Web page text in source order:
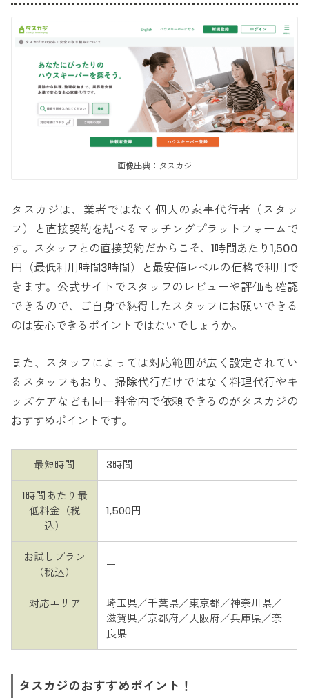
画像出典：タスカジ
タスカジは、業者ではなく個人の家事代行者（スタッ
フ）と直接契約を結べるマッチングプラットフォームで
す。スタッフとの直接契約だからこそ、1時間あたり1,500
円（最低利用時間3時間）と最安値レベルの価格で利用で
きます。公式サイトでスタッフのレビューや評価も確認
できるので、ご自身で納得したスタッフにお願いできる
のは安心できるポイントではないでしょうか。
また、スタッフによっては対応範囲が広く設定されてい
るスタッフもおり、掃除代行だけではなく料理代行やキ
ッズケアなども同一料金内で依頼できるのがタスカジの
おすすめポイントです。
最短時間 3時間
1時間あたり最
低料金（税
込）
1,500円
お試しプラン
（税込）
ー
対応エリア
埼玉県／千葉県／東京都／神奈川県／
滋賀県／京都府／大阪府／兵庫県／奈
良県
タスカジのおすすめポイント！